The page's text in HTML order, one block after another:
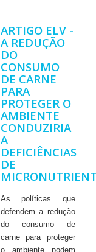
ARTIGO ELV -
A REDUÇÃO
DO
CONSUMO
DE CARNE
PARA
PROTEGER O
AMBIENTE
CONDUZIRIA
A
DEFICIÊNCIAS
DE
As políticas que
defendem a redução
do consumo de
carne para proteger
o ambiente podem